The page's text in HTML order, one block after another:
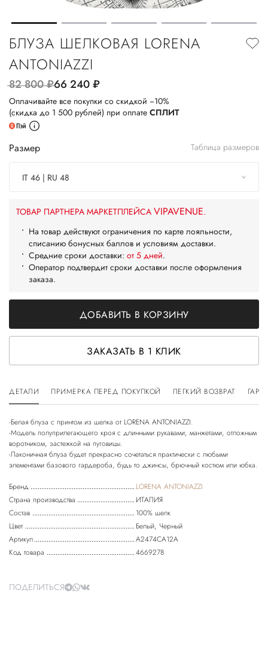
БЛУЗА ШЕЛКОВАЯ LORENA
ANTONIAZZI
82 800руб.66 240руб.
Оплачивайте все покупки со скидкой −10%
(скидка до 1 500 рублей) при оплате СПЛИТ
Размер Таблица размеров
IT 46 | RU 48
ТОВАР ПАРТНЕРА МАРКЕТПЛЕЙСА VIPAVENUE.
На товар действуют ограничения по карте лояльности,
списанию бонусных баллов и условиям доставки.
Средние сроки доставки: от 5 дней.
Оператор подтвердит сроки доставки после оформления
заказа.
ДОБАВИТЬ В КОРЗИНУ
ЗАКАЗАТЬ В 1 КЛИК
ДЕТАЛИ ПРИМЕРКА ПЕРЕД ПОКУПКОЙ ЛЕГКИЙ ВОЗВРАТ
-Белая блуза с принтом из шелка от LORENA ANTONIAZZI.
-Модель полуприлегающего кроя с длинными рукавами, манжетами, отложным
воротником, застежкой на пуговицы.
-Лаконичная блуза будет прекрасно сочетаться практически с любыми
Бренд
LORENA ANTONIAZZI
Страна производства
ИТАЛИЯ
Состав
100% шелк
Цвет
Белый, Черный
Артикул
A2474CA12A
Код товара
4669278
ПОДЕЛИТЬСЯ